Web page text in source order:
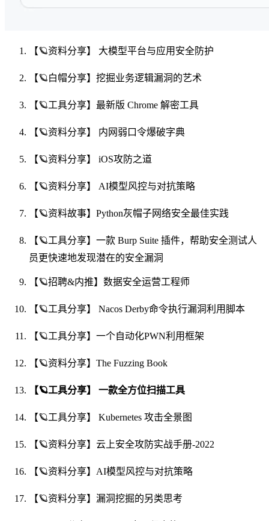
【🪐资料分享】 大模型平台与应用安全防护
【🪐白帽分享】挖掘业务逻辑漏洞的艺术
【🪐工具分享】最新版 Chrome 解密工具
【🪐资料分享】 内网弱口令爆破字典
【🪐资料分享】 iOS攻防之道
【🪐资料分享】 AI模型风控与对抗策略
【🪐资料故事】Python灰帽子网络安全最佳实践
【🪐工具分享】一款 Burp Suite 插件，帮助安全测试人
员更快速地发现潜在的安全漏洞
【🪐招聘&内推】数据安全运营工程师
【🪐工具分享】 Nacos Derby命令执行漏洞利用脚本
【🪐工具分享】一个自动化PWN利用框架
【🪐资料分享】The Fuzzing Book
【🪐工具分享】 一款全方位扫描工具
【🪐工具分享】 Kubernetes 攻击全景图
【🪐资料分享】云上安全攻防实战手册-2022
【🪐资料分享】AI模型风控与对抗策略
【🪐资料分享】漏洞挖掘的另类思考